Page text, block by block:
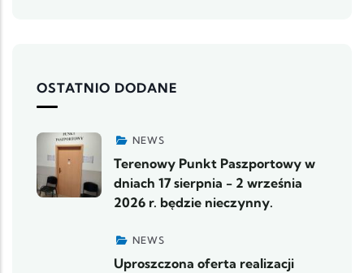
OSTATNIO DODANE
NEWS
Terenowy Punkt Paszportowy w
dniach 17 sierpnia - 2 września
2026 r. będzie nieczynny.
NEWS
Uproszczona oferta realizacji